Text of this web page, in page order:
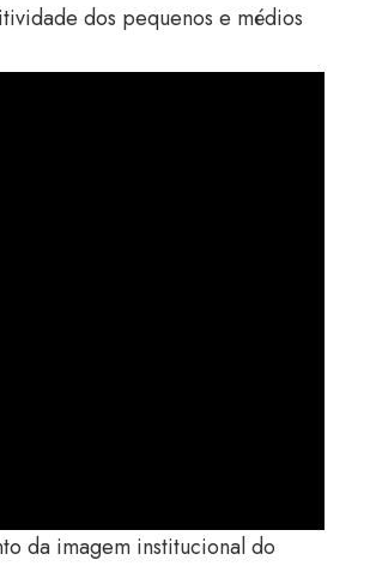
dos pequenos e médios
da imagem institucional do